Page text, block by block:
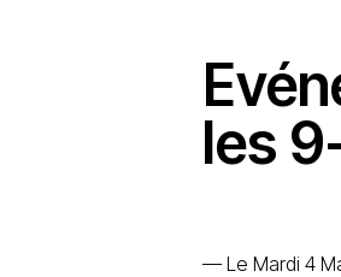
les
— Le Mardi 4